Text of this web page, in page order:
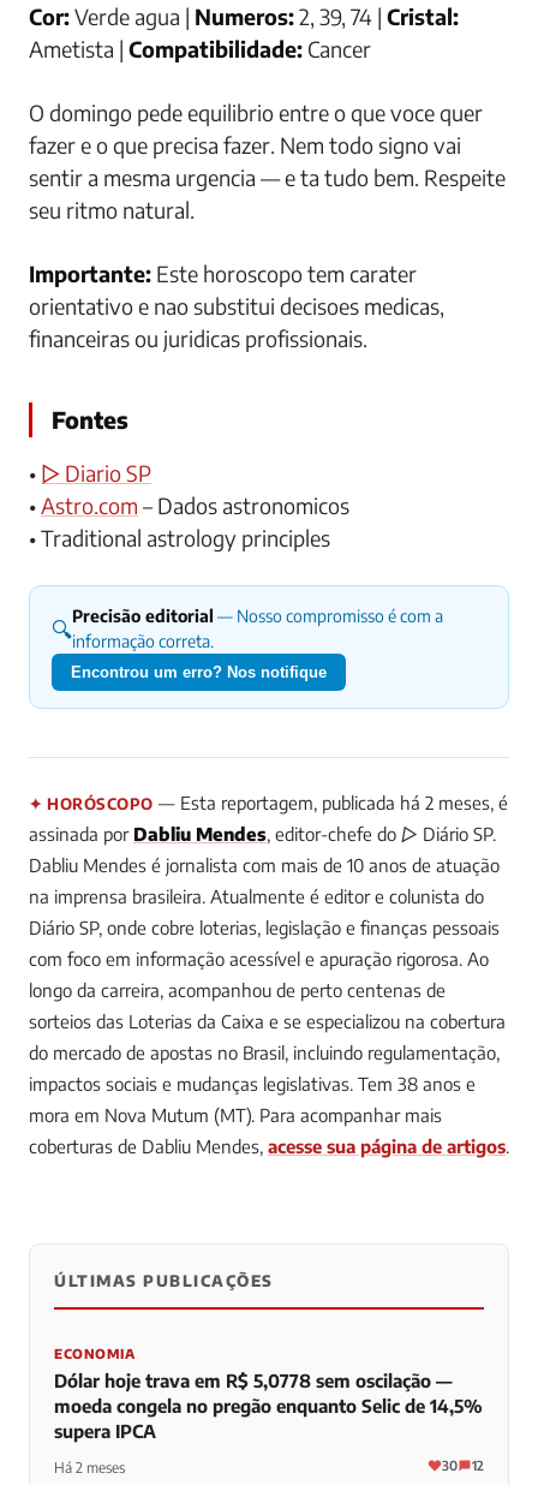
Cor:Verde agua | Numeros:2, 39, 74 | Cristal:
Ametista | Compatibilidade: Cancer
O domingo pede equilibrio entre o que voce quer
fazer e o que precisa fazer. Nem todo signo vai
sentir a mesma urgencia — e ta tudo bem. Respeite
seu ritmo natural.
Importante: Este horoscopo tem carater
orientativo e nao substitui decisoes medicas,
financeiras ou juridicas profissionais.
Fontes
• ▷ Diario SP
•Astro.com – Dados astronomicos
• Traditional astrology principles
🔍Precisão editorial — Nosso compromisso é com a
informação correta.
Encontrou um erro? Nos notifique
✦ HORÓSCOPO — Esta reportagem, publicada há 2 meses, é
assinada por Dabliu Mendes, editor-chefe do ▷ Diário SP.
Dabliu Mendes é jornalista com mais de 10 anos de atuação
na imprensa brasileira. Atualmente é editor e colunista do
Diário SP, onde cobre loterias, legislação e finanças pessoais
com foco em informação acessível e apuração rigorosa. Ao
longo da carreira, acompanhou de perto centenas de
sorteios das Loterias da Caixa e se especializou na cobertura
do mercado de apostas no Brasil, incluindo regulamentação,
impactos sociais e mudanças legislativas. Tem 38 anos e
mora em Nova Mutum (MT). Para acompanhar mais
coberturas de Dabliu Mendes, acesse sua página de artigos.
0 0 0
ÚLTIMAS PUBLICAÇÕES
ECONOMIA
Dólar hoje trava em R$ 5,0778 sem oscilação —
moeda congela no pregão enquanto Selic de 14,5%
supera IPCA
Há 2 meses 30 12